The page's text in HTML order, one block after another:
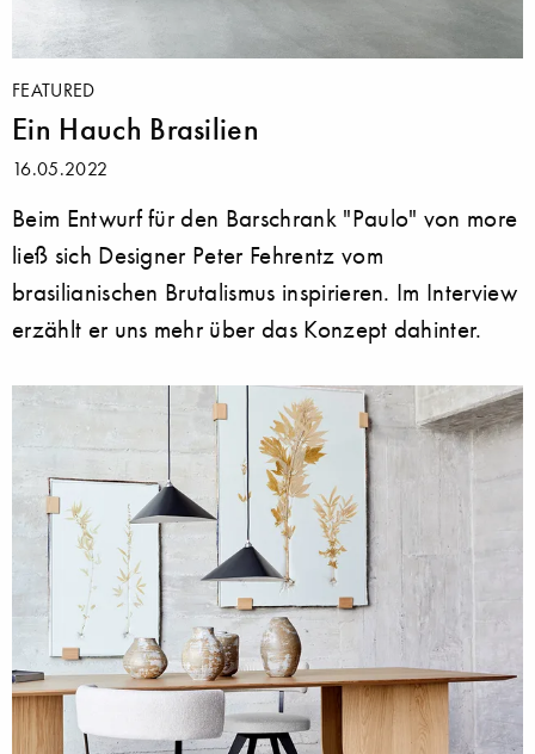
FEATURED
Ein Hauch Brasilien
16.05.2022
Beim Entwurf für den Barschrank "Paulo" von more
ließ sich Designer Peter Fehrentz vom
brasilianischen Brutalismus inspirieren. Im Interview
erzählt er uns mehr über das Konzept dahinter.